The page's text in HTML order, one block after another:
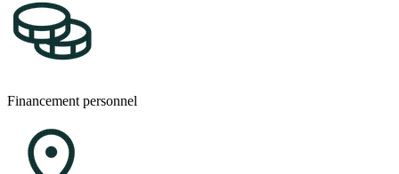
Financement personnel